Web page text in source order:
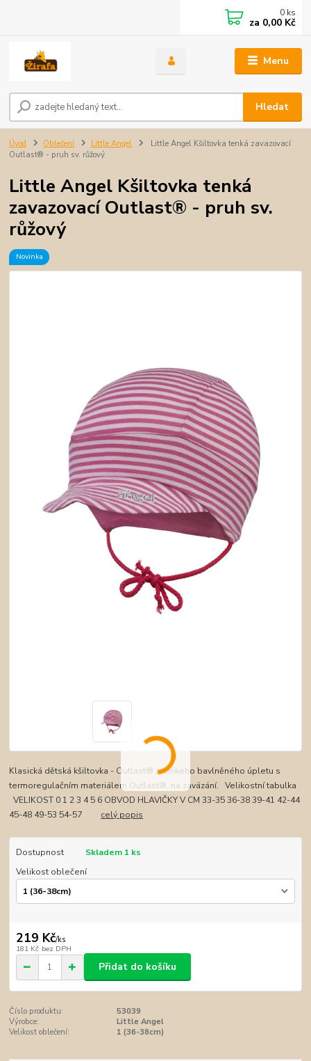
Menu
Hledat
0 ks
za 0,00 Kč
Úvod Oblečení Little Angel
Little Angel Kšiltovka tenká zavazovací
Outlast® - pruh sv. růžový
Little Angel Kšiltovka tenká
zavazovací Outlast® - pruh sv.
růžový
Novinka
Klasická dětská kšiltovka - Outlast® z tenkého bavlněného úpletu s
termoregulačním materiálem Outlast®, na zavázání. Velikostní tabulka
VELIKOST 0 1 2 3 4 5 6 OBVOD HLAVIČKY V CM 33-35 36-38 39-41 42-44
45-48 49-53 54-57 celý popis
Dostupnost
Skladem 1 ks
Velikost oblečení
219 Kč/ks
181 Kč bez DPH
Přidat do košíku
Číslo produktu:
53039
Výrobce:
Little Angel
Velikost oblečení:
1 (36-38cm)